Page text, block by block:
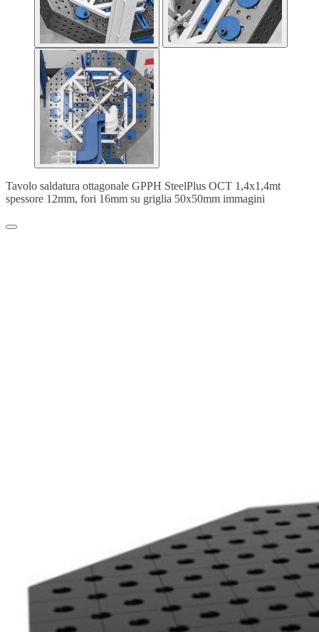
Tavolo saldatura ottagonale GPPH SteelPlus OCT 1,4x1,4mt
spessore 12mm, fori 16mm su griglia 50x50mm immagini